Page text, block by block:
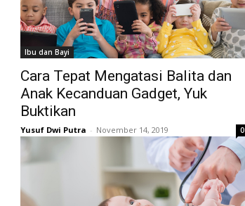
Ibu dan Bayi
Cara Tepat Mengatasi Balita dan
Anak Kecanduan Gadget, Yuk
Buktikan
Yusuf Dwi Putra - November 14, 2019 0